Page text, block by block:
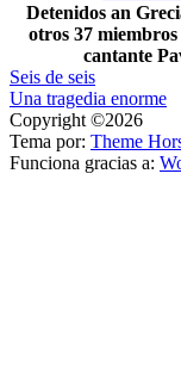
Detenidos an
otros 37
cantante
Navegación
de
entradas
Seis de seis
Una tragedia enorme
Copyright ©2026
Tema por: Theme
Funciona gracias a: